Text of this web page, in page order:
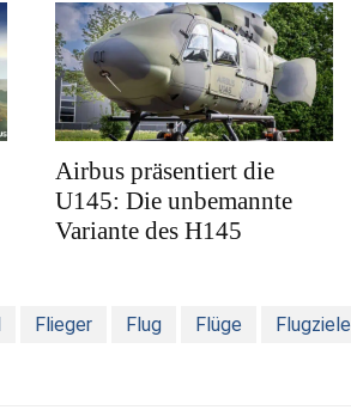
Airbus präsentiert die
U145: Die unbemannte
Variante des H145
Flieger Flug Flüge Flugziele